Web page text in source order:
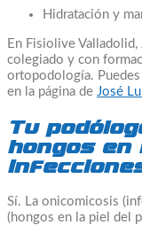
Hidratación y
En Fisiolive
colegiado y con
ortopodología.
en la página de José
Tu
hongos en
Sí. La onicomicosis
(hongos en la piel del